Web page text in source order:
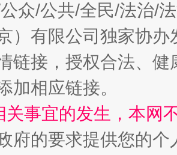
乱象丛生
生
众/公共/全民/法治/
）有限公司独家协
链接，授权合法、
加相应链接。
关事宜的发生，本网
府的要求提供您的个